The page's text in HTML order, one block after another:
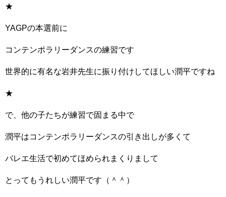
★
YAGPの本選前に
コンテンポラリーダンスの練習です
世界的に有名な岩井先生に振り付けしてほしい潤平ですね
★
で、他の子たちが練習で固まる中で
潤平はコンテンポラリーダンスの引き出しが多くて
バレエ生活で初めてほめられまくりまして
とってもうれしい潤平です（＾＾）